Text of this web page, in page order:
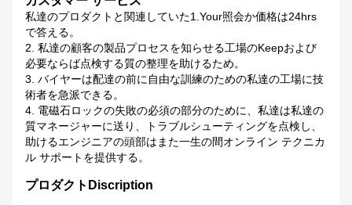
私達のプロダクトと関連していた1.Your照会か価格は24hrs
で答える。
2. 私達の顧客の製品プロセスを知らせる工場のKeepおよび
必要ならば点検する質の整理を助けるため。
3. バイヤーは配達の前に自由な訓練のための私達の工場に技
術者を急派できる。
4. 電磁石ロックの失敗の必須の部分のために、私達は私達の
質マネージャーに送り、トラブルシューティングを点検し、
助けるエンジニアの頭部はまた一生の間オンライン テクニカ
ル サポートを提供する。
プロダクトDiscription